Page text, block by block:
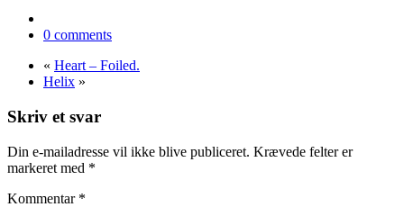
0 comments
« Heart – Foiled.
Helix »
Skriv et svar
Din e-mailadresse vil ikke blive publiceret. Krævede felter er
markeret med *
Kommentar *